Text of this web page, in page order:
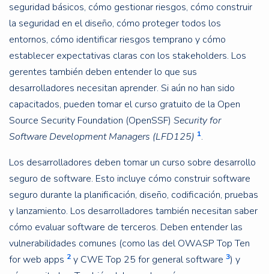
seguridad básicos, cómo gestionar riesgos, cómo construir
la seguridad en el diseño, cómo proteger todos los
entornos, cómo identificar riesgos temprano y cómo
establecer expectativas claras con los stakeholders. Los
gerentes también deben entender lo que sus
desarrolladores necesitan aprender. Si aún no han sido
capacitados, pueden tomar el curso gratuito de la Open
Source Security Foundation (OpenSSF) Security for
Software Development Managers (LFD125) 1.
Los desarrolladores deben tomar un curso sobre desarrollo
seguro de software. Esto incluye cómo construir software
seguro durante la planificación, diseño, codificación, pruebas
y lanzamiento. Los desarrolladores también necesitan saber
cómo evaluar software de terceros. Deben entender las
vulnerabilidades comunes (como las del OWASP Top Ten
for web apps 2 y CWE Top 25 for general software 3) y